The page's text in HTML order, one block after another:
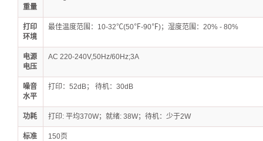
重量
打印
环境
最佳温度范围：10-32℃(50℉-90℉)；湿度范围：20% - 80%
电源
电压
AC 220-240V,50Hz/60Hz;3A
噪音
水平
打印：52dB； 待机：30dB
功耗 打印: 平均370W；就绪: 38W；待机：少于2W
标准
150页